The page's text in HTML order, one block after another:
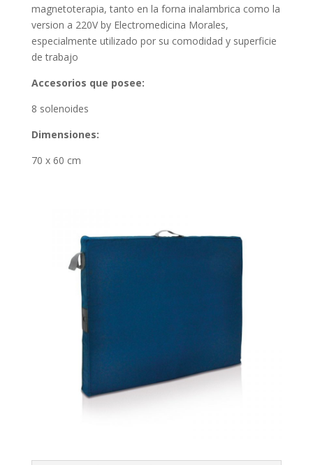
magnetoterapia, tanto en la forna inalambrica como la
version a 220V by Electromedicina Morales,
especialmente utilizado por su comodidad y superficie
de trabajo
Accesorios que posee:
8 solenoides
Dimensiones:
70 x 60 cm